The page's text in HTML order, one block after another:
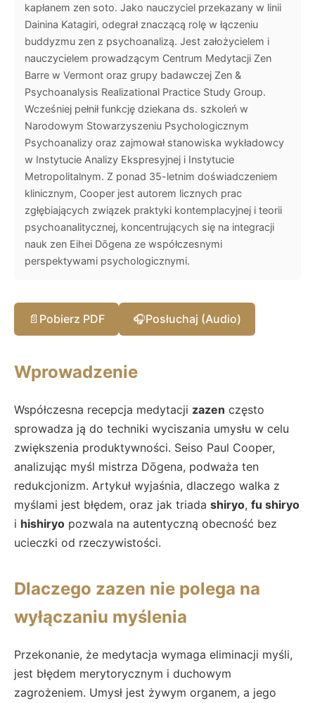
kapłanem zen soto. Jako nauczyciel przekazany w linii
Dainina Katagiri, odegrał znaczącą rolę w łączeniu
buddyzmu zen z psychoanalizą. Jest założycielem i
nauczycielem prowadzącym Centrum Medytacji Zen
Barre w Vermont oraz grupy badawczej Zen &
Psychoanalysis Realizational Practice Study Group.
Wcześniej pełnił funkcję dziekana ds. szkoleń w
Narodowym Stowarzyszeniu Psychologicznym
Psychoanalizy oraz zajmował stanowiska wykładowcy
w Instytucie Analizy Ekspresyjnej i Instytucie
Metropolitalnym. Z ponad 35-letnim doświadczeniem
klinicznym, Cooper jest autorem licznych prac
zgłębiających związek praktyki kontemplacyjnej i teorii
psychoanalitycznej, koncentrujących się na integracji
nauk zen Eihei Dōgena ze współczesnymi
perspektywami psychologicznymi.
📄 Pobierz PDF 🎧Posłuchaj (Audio)
Wprowadzenie
Współczesna recepcja medytacji zazen często
sprowadza ją do techniki wyciszania umysłu w celu
zwiększenia produktywności. Seiso Paul Cooper,
analizując myśl mistrza Dōgena, podważa ten
redukcjonizm. Artykuł wyjaśnia, dlaczego walka z
myślami jest błędem, oraz jak triada shiryo, fu shiryo
i hishiryo pozwala na autentyczną obecność bez
ucieczki od rzeczywistości.
Dlaczego zazen nie polega na
wyłączaniu myślenia
Przekonanie, że medytacja wymaga eliminacji myśli,
jest błędem merytorycznym i duchowym
zagrożeniem. Umysł jest żywym organem, a jego